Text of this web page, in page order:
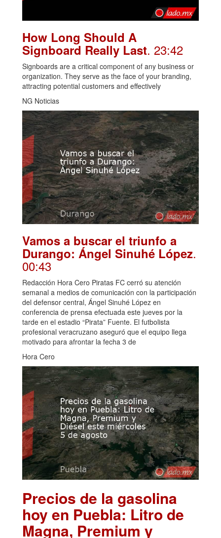
How Long Should A
Signboard Really Last. 23:42
Signboards are a critical component of any business or
organization. They serve as the face of your branding,
attracting potential customers and effectively
NG Noticias
Vamos a buscar el triunfo a
Durango: Ángel Sinuhé López.
00:43
Redacción Hora Cero Piratas FC cerró su atención
semanal a medios de comunicación con la participación
del defensor central, Ángel Sinuhé López en
conferencia de prensa efectuada este jueves por la
tarde en el estadio “Pirata” Fuente. El futbolista
profesional veracruzano aseguró que el equipo llega
motivado para afrontar la fecha 3 de
Hora Cero
Precios de la gasolina
hoy en Puebla: Litro de
Magna, Premium y